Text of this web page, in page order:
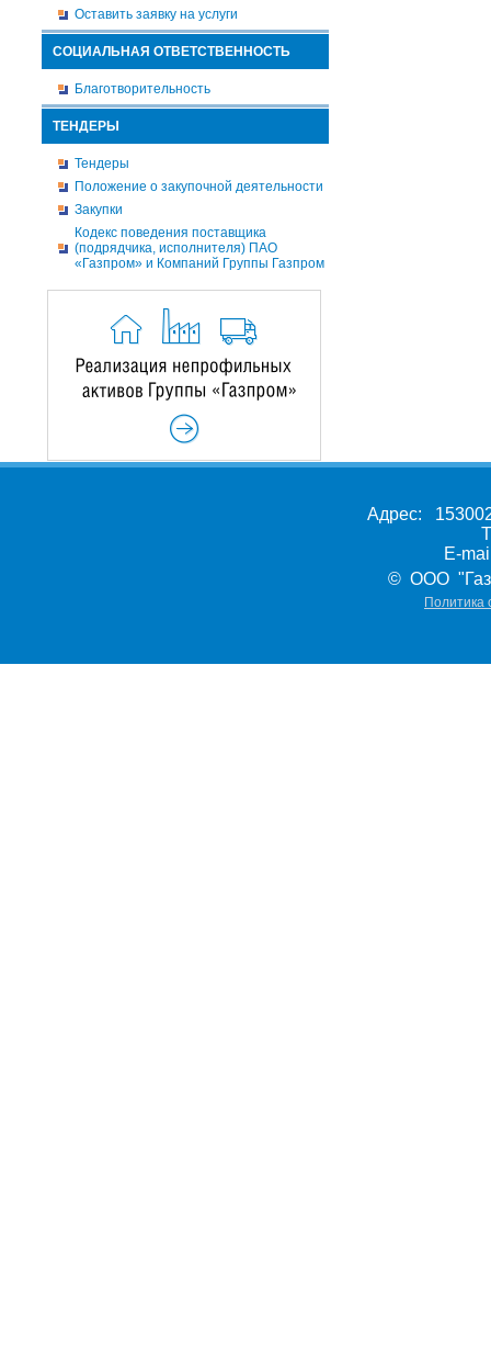
Оставить заявку на услуги
СОЦИАЛЬНАЯ ОТВЕТСТВЕННОСТЬ
Благотворительность
ТЕНДЕРЫ
Тендеры
Положение о закупочной деятельности
Закупки
Кодекс поведения поставщика
(подрядчика, исполнителя) ПАО
«Газпром» и Компаний Группы Газпром
Адрес:
E-
© ООО
Политика